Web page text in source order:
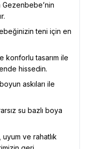
teni için en
konforlu tasarım ile
hissedin.
askıları ile
su bazlı boya
uyum ve rahatlık